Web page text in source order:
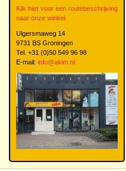
Klik hier voor een routebeschrijving
naar onze winkel
Ulgersmaweg 14
9731 BS Groningen
Tel. +31 (0)50 549 96 98
E-mail: info@akim.nl